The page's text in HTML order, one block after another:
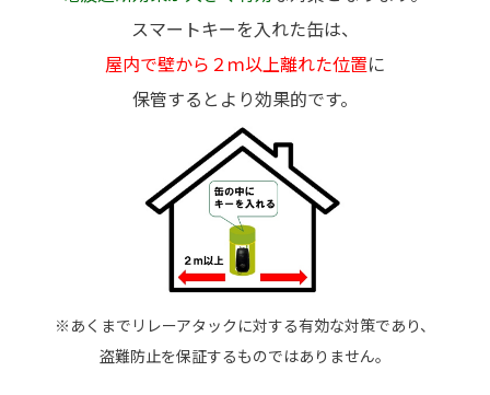
スマートキーを入れた缶は、
屋内で壁から２ｍ以上離れた位置に
保管するとより効果的です。
※あくまでリレーアタックに対する有効な対策であり、
盗難防止を保証するものではありません。